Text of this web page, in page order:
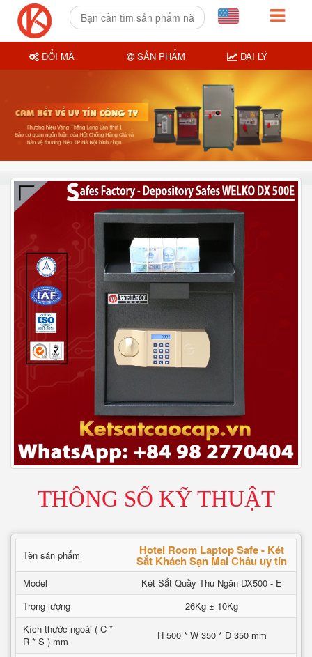
THÔNG SỐ KỸ THUẬT
Tên sản phẩm Hotel Room Laptop Safe - Két
Sắt Khách Sạn Mai Châu uy tín
Model
Két Sắt Quầy Thu Ngân DX500 - E
Trọng lượng
26Kg ± 10Kg
Kích thước ngoài ( C *
R * S ) mm
H 500 * W 350 * D 350 mm
ĐỔI MÃ SẢN PHẨM ĐẠI LÝ